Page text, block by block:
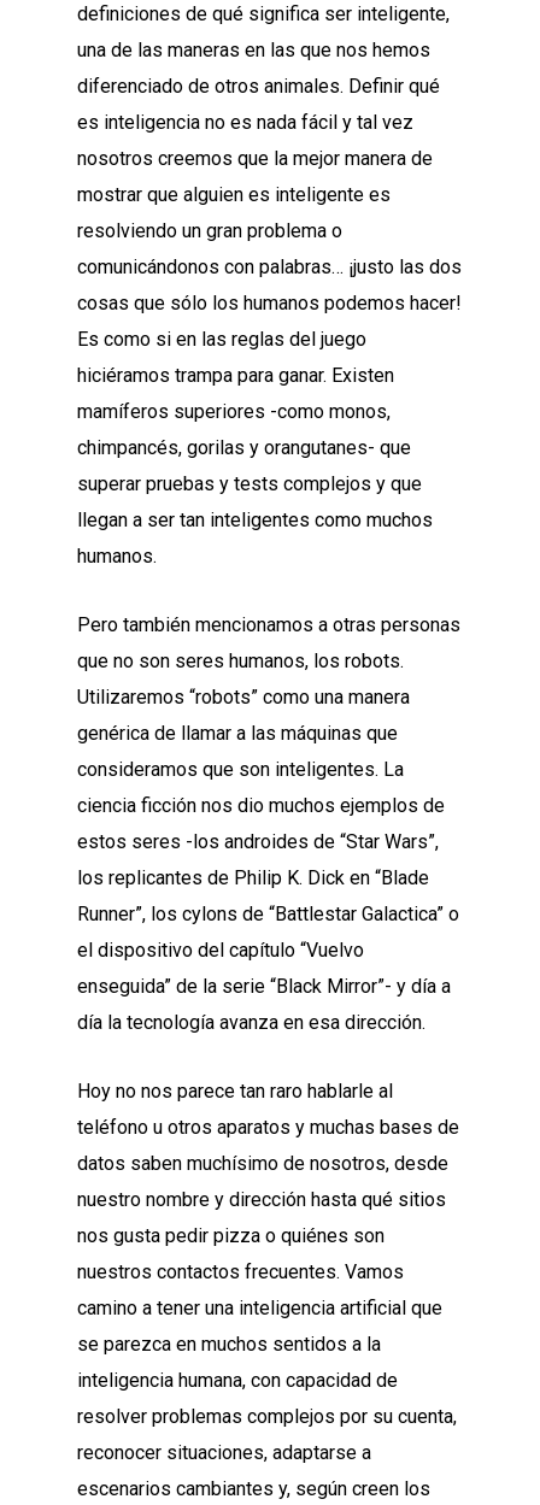
definiciones de qué significa ser inteligente,
una de las maneras en las que nos hemos
diferenciado de otros animales. Definir qué
es inteligencia no es nada fácil y tal vez
nosotros creemos que la mejor manera de
mostrar que alguien es inteligente es
resolviendo un gran problema o
comunicándonos con palabras… ¡justo las dos
cosas que sólo los humanos podemos hacer!
Es como si en las reglas del juego
hiciéramos trampa para ganar. Existen
mamíferos superiores -como monos,
chimpancés, gorilas y orangutanes- que
superar pruebas y tests complejos y que
llegan a ser tan inteligentes como muchos
humanos.
Pero también mencionamos a otras personas
que no son seres humanos, los robots.
Utilizaremos “robots” como una manera
genérica de llamar a las máquinas que
consideramos que son inteligentes. La
ciencia ficción nos dio muchos ejemplos de
estos seres -los androides de “Star Wars”,
los replicantes de Philip K. Dick en “Blade
Runner”, los cylons de “Battlestar Galactica” o
el dispositivo del capítulo “Vuelvo
enseguida” de la serie “Black Mirror”- y día a
día la tecnología avanza en esa dirección.
Hoy no nos parece tan raro hablarle al
teléfono u otros aparatos y muchas bases de
datos saben muchísimo de nosotros, desde
nuestro nombre y dirección hasta qué sitios
nos gusta pedir pizza o quiénes son
nuestros contactos frecuentes. Vamos
camino a tener una inteligencia artificial que
se parezca en muchos sentidos a la
inteligencia humana, con capacidad de
resolver problemas complejos por su cuenta,
reconocer situaciones, adaptarse a
escenarios cambiantes y, según creen los